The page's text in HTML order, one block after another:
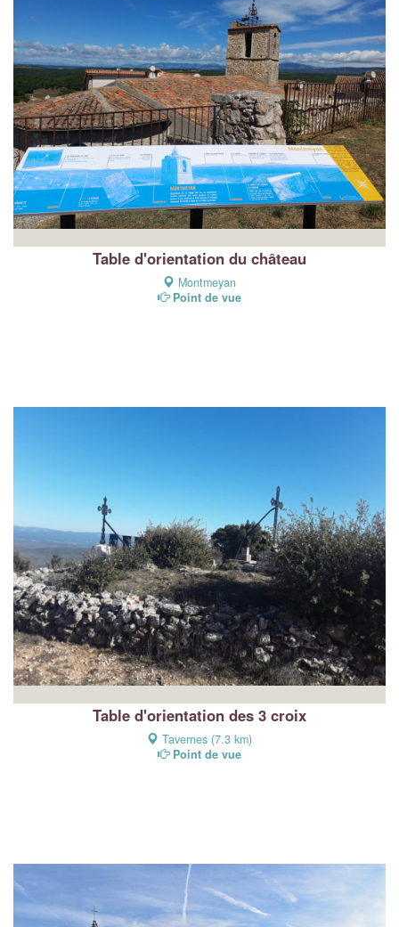
Table d'orientation du château
Montmeyan
Point de vue
Table d'orientation des 3 croix
Tavernes (7.3 km)
Point de vue